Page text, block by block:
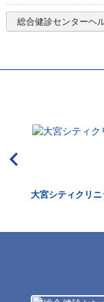
総合健診センターヘ
大宮シティクリニ